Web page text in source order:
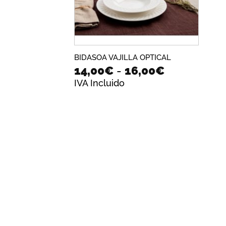
BIDASOA VAJILLA OPTICAL
14,00€ - 16,00€Rango
IVA Incluido